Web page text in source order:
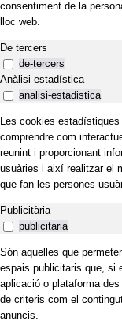
consentiment de la
lloc web.
De tercers
de-tercers
Anàlisi estadística
analisi-estadistica
Les cookies
comprendre com
reunint i proporcionant
usuàries i així realitzar el
que fan les persones
Publicitària
publicitaria
Són aquelles que
espais publicitaris que, si
aplicació o plataforma
de criteris com el
anuncis.